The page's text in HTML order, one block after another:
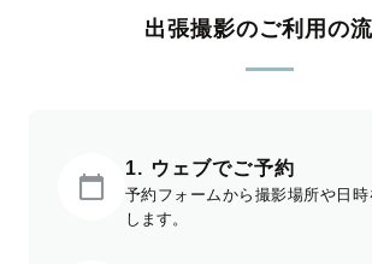
出張撮影のご利用の
1. ウェブでご予約
予約フォームから撮影場所や日
します。